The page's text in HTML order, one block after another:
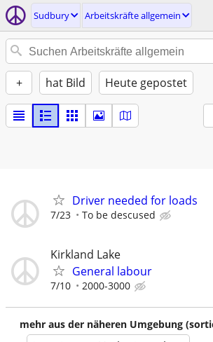
Sudbury Arbeitskräfte allgemein
+ hat Bild Heute gepostet
Driver needed for loads
7/23 To be descused
Kirkland Lake
General labour
7/10 2000-3000
mehr aus der näheren Umgebung